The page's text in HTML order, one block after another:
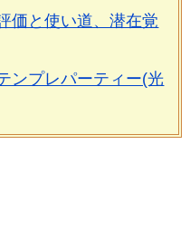
価と使い道、潜在覚
ンプレパーティー(光